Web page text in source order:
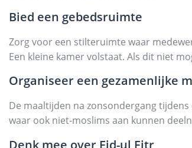
Bied een gebedsruimte
Zorg voor een stilteruimte waar
Een kleine kamer volstaat. Als dit niet
Organiseer een gezamenlijke
De maaltijden na zonsondergang
waar ook niet-moslims aan kunnen
Denk mee over Eid-ul Fitr